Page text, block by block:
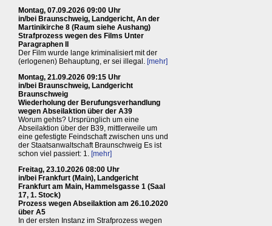
Montag, 07.09.2026 09:00 Uhr
in/bei Braunschweig, Landgericht, An der
Martinikirche 8 (Raum siehe Aushang)
Strafprozess wegen des Films Unter
Paragraphen II
Der Film wurde lange kriminalisiert mit der
(erlogenen) Behauptung, er sei illegal. [mehr]
Montag, 21.09.2026 09:15 Uhr
in/bei Braunschweig, Landgericht
Braunschweig
Wiederholung der Berufungsverhandlung
wegen Abseilaktion über der A39
Worum gehts? Ursprünglich um eine
Abseilaktion über der B39, mittlerweile um
eine gefestigte Feindschaft zwischen uns und
der Staatsanwaltschaft Braunschweig Es ist
schon viel passiert: 1. [mehr]
Freitag, 23.10.2026 08:00 Uhr
in/bei Frankfurt (Main), Landgericht
Frankfurt am Main, Hammelsgasse 1 (Saal
17, 1. Stock)
Prozess wegen Abseilaktion am 26.10.2020
über A5
In der ersten Instanz im Strafprozess wegen